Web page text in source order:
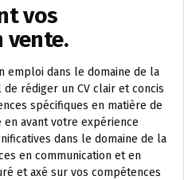
vos
vente.
emploi dans le domaine de la
rédiger un CV clair et concis
spécifiques en matière de
avant votre expérience
dans le domaine de la
en communication et en
et axé sur vos compétences